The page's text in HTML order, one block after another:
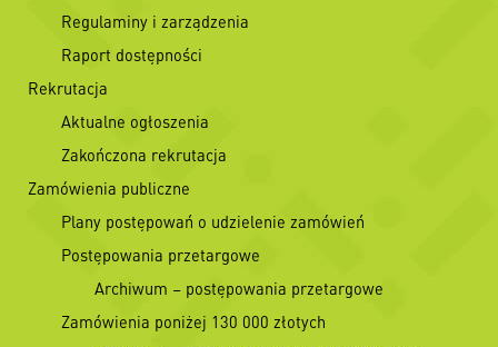
Regulaminy i zarządzenia
Raport dostępności
Rekrutacja
Aktualne ogłoszenia
Zakończona rekrutacja
Zamówienia publiczne
Plany postępowań o udzielenie zamówień
Postępowania przetargowe
Archiwum – postępowania przetargowe
Zamówienia poniżej 130 000 złotych